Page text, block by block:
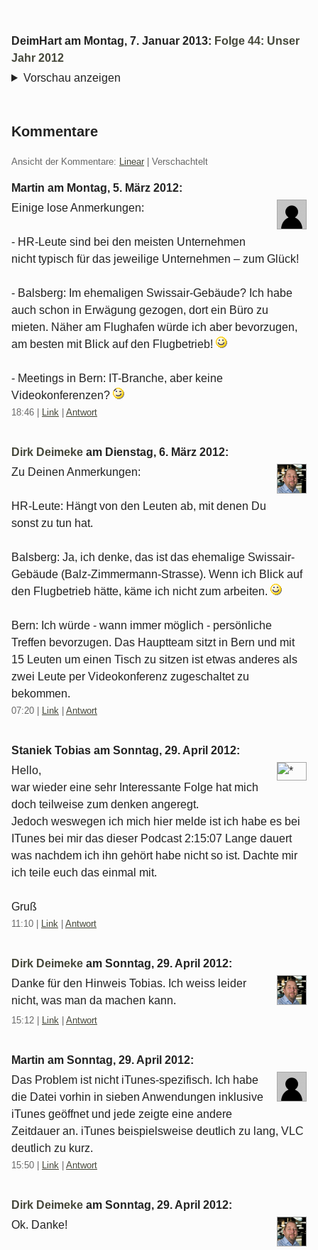
DeimHart am Montag, 7. Januar 2013: Folge 44: Unser
Jahr 2012
Vorschau anzeigen
Kommentare
Ansicht der Kommentare: Linear | Verschachtelt
Martin am Montag, 5. März 2012:
Einige lose Anmerkungen:
- HR-Leute sind bei den meisten Unternehmen
nicht typisch für das jeweilige Unternehmen – zum Glück!
- Balsberg: Im ehemaligen Swissair-Gebäude? Ich habe
auch schon in Erwägung gezogen, dort ein Büro zu
mieten. Näher am Flughafen würde ich aber bevorzugen,
am besten mit Blick auf den Flugbetrieb!
- Meetings in Bern: IT-Branche, aber keine
Videokonferenzen?
18:46 Link Antwort
Dirk Deimeke am Dienstag, 6. März 2012:
Zu Deinen Anmerkungen:
HR-Leute: Hängt von den Leuten ab, mit denen Du
sonst zu tun hat.
Balsberg: Ja, ich denke, das ist das ehemalige Swissair-
Gebäude (Balz-Zimmermann-Strasse). Wenn ich Blick auf
den Flugbetrieb hätte, käme ich nicht zum arbeiten.
Bern: Ich würde - wann immer möglich - persönliche
Treffen bevorzugen. Das Hauptteam sitzt in Bern und mit
15 Leuten um einen Tisch zu sitzen ist etwas anderes als
zwei Leute per Videokonferenz zugeschaltet zu
bekommen.
07:20 Link Antwort
Staniek Tobias am Sonntag, 29. April 2012:
Hello,
war wieder eine sehr Interessante Folge hat mich
doch teilweise zum denken angeregt.
Jedoch weswegen ich mich hier melde ist ich habe es bei
ITunes bei mir das dieser Podcast 2:15:07 Lange dauert
was nachdem ich ihn gehört habe nicht so ist. Dachte mir
ich teile euch das einmal mit.
Gruß
11:10 Link Antwort
Dirk Deimeke am Sonntag, 29. April 2012:
Danke für den Hinweis Tobias. Ich weiss leider
nicht, was man da machen kann.
15:12 Link Antwort
Martin am Sonntag, 29. April 2012:
Das Problem ist nicht iTunes-spezifisch. Ich habe
die Datei vorhin in sieben Anwendungen inklusive
iTunes geöffnet und jede zeigte eine andere
Zeitdauer an. iTunes beispielsweise deutlich zu lang, VLC
deutlich zu kurz.
15:50 Link Antwort
Dirk Deimeke am Sonntag, 29. April 2012:
Ok. Danke!